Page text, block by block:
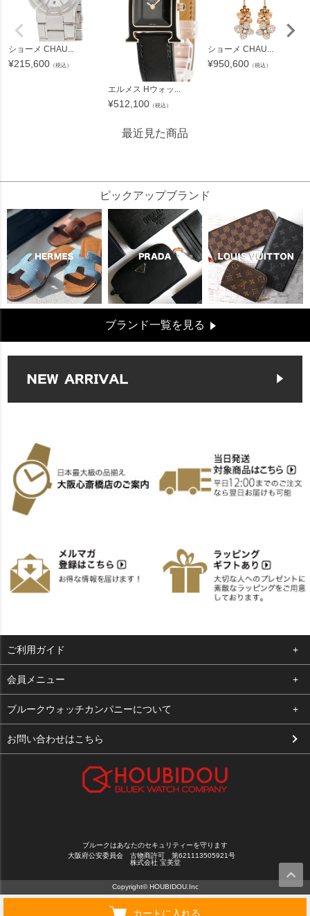
カートに入れる
ショーメ CHAU...
¥215,600 （税込）
エルメス Hウォッ...
¥512,100 （税込）
ショーメ CHAU...
¥950,600 （税込）
最近見た商品
ピックアップブランド
ブランド一覧を見る
ご利用ガイド
よくある質問
支払い・送料
お客様の声
会員メニュー
ログイン
お気に入り
ブルークウォッチカンパニーについて
会社概要
お問い合わせはこちら
ブルークはあなたのセキュリティーを守ります
大阪府公安委員会 古物商許可 第621113505921号
株式会社 宝美堂
Copyright© HOUBIDOU.Inc